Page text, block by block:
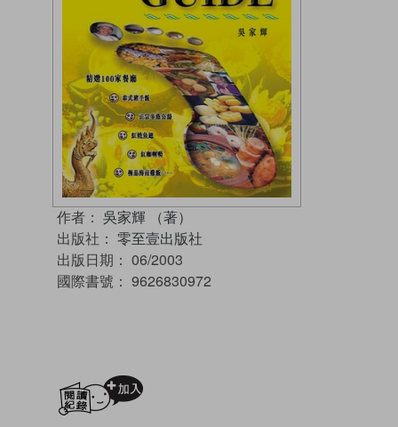
作者： 吳家輝 （著）
出版社： 零至壹出版社
出版日期： 06/2003
國際書號： 9626830972